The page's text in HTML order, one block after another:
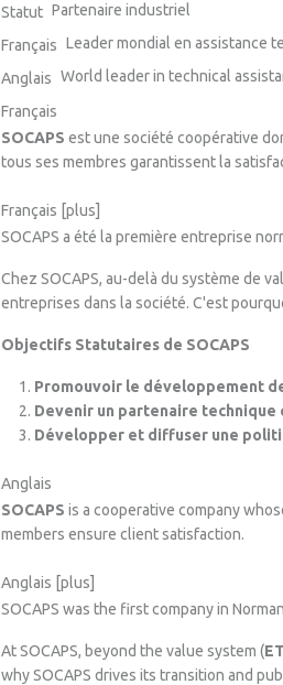
Statut Partenaire industriel
Français Leader mondial en assistance
Anglais World leader in technical
Français
SOCAPS est une société coopérative
tous ses membres garantissent la
Français [plus]
SOCAPS a été la première entreprise
Chez SOCAPS, au-delà du système de
entreprises dans la société. C'est
Objectifs Statutaires de SOCAPS
Promouvoir le développement
Devenir un partenaire
Développer et diffuser une
Anglais
SOCAPS is a cooperative company
members ensure client satisfaction.
Anglais [plus]
SOCAPS was the first company in
At SOCAPS, beyond the value system (
why SOCAPS drives its transition and